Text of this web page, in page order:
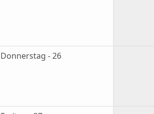
Donnerstag - 26